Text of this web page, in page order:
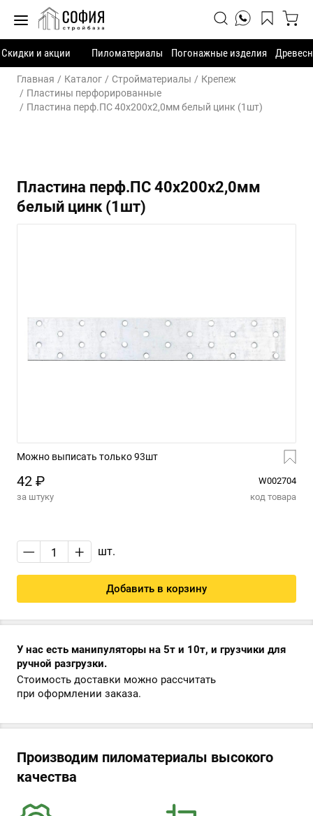
Скидки и акции Пиломатериалы Погонажные изделия
Главная Каталог Стройматериалы
Крепеж
Пластины перфорированные
Пластина перф.ПС 40х200х2,0мм белый цинк (1шт)
Пластина перф.ПС 40х200х2,0мм
белый цинк (1шт)
Можно выписать только 93шт
42 ₽
W002704
за штуку
код товара
— + шт.
Добавить в корзину
У нас есть манипуляторы на 5т и 10т, и грузчики для
ручной разгрузки.
Стоимость доставки можно рассчитать
при оформлении заказа.
Производим пиломатериалы высокого
качества